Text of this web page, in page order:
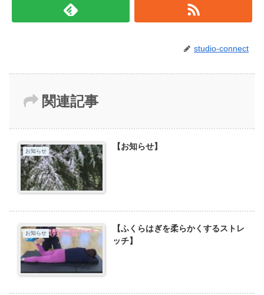
studio-connect
関連記事
お知らせ 【お知らせ】
お知らせ
【ふくらはぎを柔らかくするストレ
ッチ】